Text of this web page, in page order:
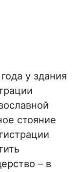
у здания
стояние
– в